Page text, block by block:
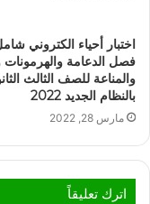
اختبار أحياء الكتروني
فصل الدعامة والهرمونات
بالنظام الجديد 2022
مارس 28, 2022
اترك تعليقاً